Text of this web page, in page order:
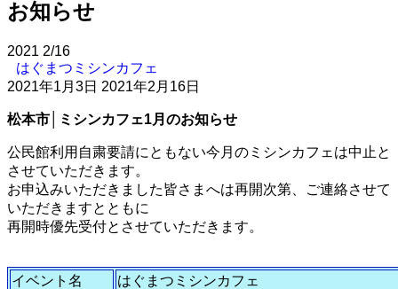
お知らせ
2021 2/16
はぐまつミシンカフェ
2021年1月3日 2021年2月16日
松本市│ミシンカフェ1月のお知らせ
公民館利用自粛要請にともない今月のミシンカフェは中止と
させていただきます。
お申込みいただきました皆さまへは再開次第、ご連絡させて
いただきますとともに
再開時優先受付とさせていただきます。
イベント名 はぐまつミシンカフェ